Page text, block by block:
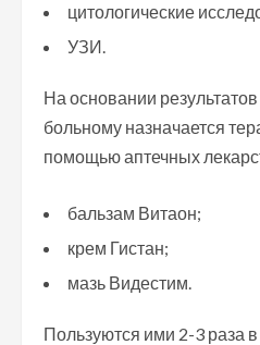
цитологические
УЗИ.
На основании
больному назначается
помощью аптечных
бальзам Витаон;
крем Гистан;
мазь Видестим.
Пользуются ими 2-3 раза